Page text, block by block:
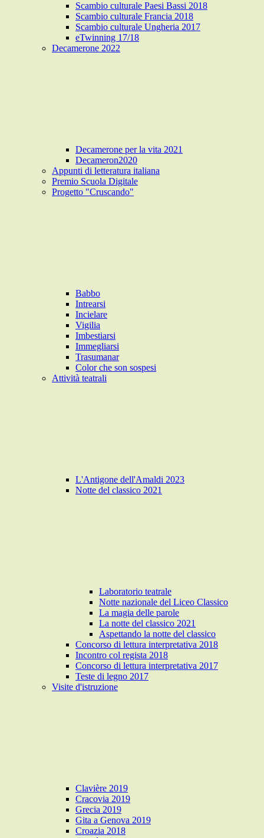
Scambio culturale Paesi Bassi 2018
Scambio culturale Francia 2018
Scambio culturale Ungheria 2017
eTwinning 17/18
Decamerone 2022
Decamerone per la vita 2021
Decameron2020
Appunti di letteratura italiana
Premio Scuola Digitale
Progetto "Cruscando"
Babbo
Intrearsi
Incielare
Vigilia
Imbestiarsi
Immegliarsi
Trasumanar
Color che son sospesi
Attività teatrali
L'Antigone dell'Amaldi 2023
Notte del classico 2021
Laboratorio teatrale
Notte nazionale del Liceo Classico
La magia delle parole
La notte del classico 2021
Aspettando la notte del classico
Concorso di lettura interpretativa 2018
Incontro col regista 2018
Concorso di lettura interpretativa 2017
Teste di legno 2017
Visite d'istruzione
Clavière 2019
Cracovia 2019
Grecia 2019
Gita a Genova 2019
Croazia 2018